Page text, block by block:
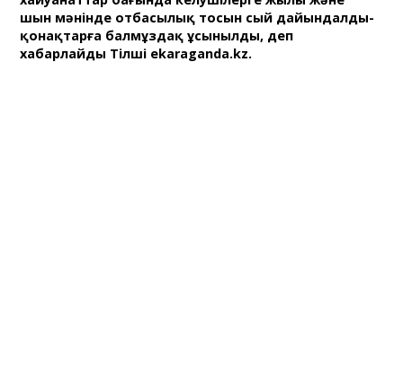
шын мәнінде отбасылық тосын сый дайындалды-
қонақтарға балмұздақ ұсынылды, деп
хабарлайды Тілші ekaraganda.kz.